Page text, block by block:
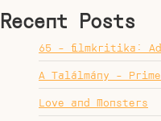
Recent Posts
65 – filmkritika:
A Találmány –
Love and Monsters